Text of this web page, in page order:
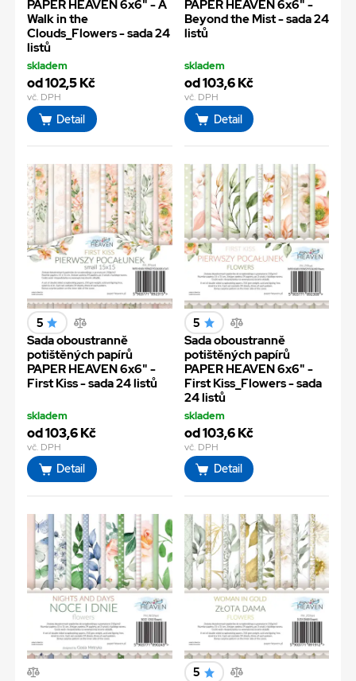
PAPER HEAVEN 6x6" - A
Walk in the
Clouds_Flowers - sada 24
listů
skladem
od 102,5 Kč
vč. DPH
Detail
PAPER HEAVEN 6x6" -
Beyond the Mist - sada 24
listů
skladem
od 103,6 Kč
vč. DPH
Detail
5
Sada oboustranně
potištěných papírů
PAPER HEAVEN 6x6" -
First Kiss - sada 24 listů
skladem
od 103,6 Kč
vč. DPH
Detail
5
Sada oboustranně
potištěných papírů
PAPER HEAVEN 6x6" -
First Kiss_Flowers - sada
24 listů
skladem
od 103,6 Kč
vč. DPH
Detail
5